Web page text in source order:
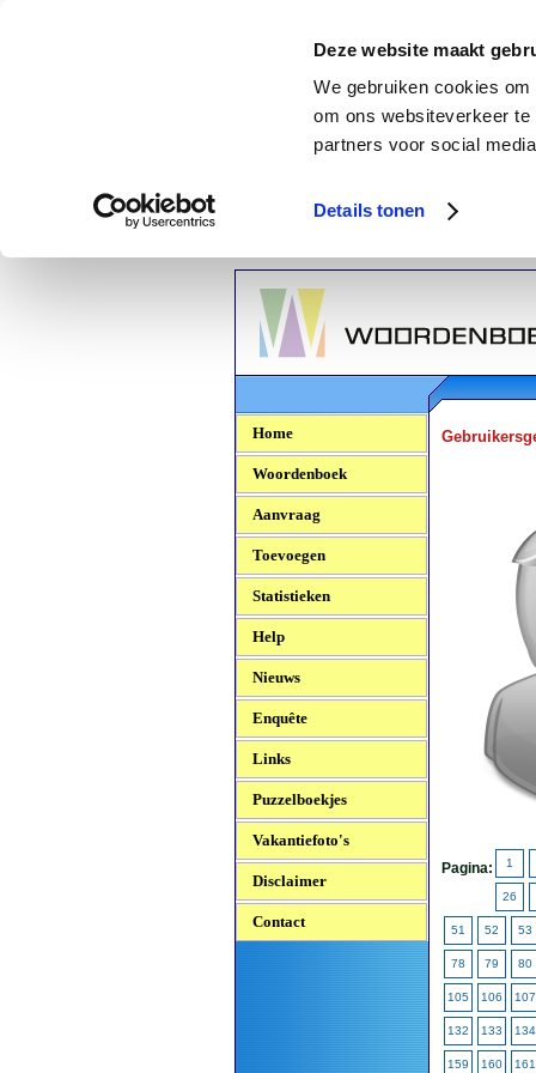
Deze website maakt
We gebruiken cookies
om ons websiteverkeer
partners voor social
Details tonen
Woordenboek.NU
Home
Woordenboek
Aanvraag
Toevoegen
Statistieken
Help
Nieuws
Enquête
Links
Puzzelboekjes
Vakantiefoto's
Disclaimer
Contact
Pagina: 1
26
51 52 53
78 79 80
105 106 107
132 133 134
159 160 161